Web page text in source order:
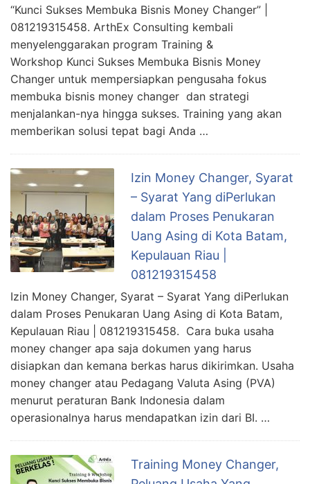
“Kunci Sukses Membuka Bisnis Money Changer” |
081219315458. ArthEx Consulting kembali
menyelenggarakan program Training &
Workshop Kunci Sukses Membuka Bisnis Money
Changer untuk mempersiapkan pengusaha fokus
membuka bisnis money changer dan strategi
menjalankan-nya hingga sukses. Training yang akan
memberikan solusi tepat bagi Anda …
Izin Money Changer, Syarat
– Syarat Yang diPerlukan
dalam Proses Penukaran
Uang Asing di Kota Batam,
Kepulauan Riau |
081219315458
Izin Money Changer, Syarat – Syarat Yang diPerlukan
dalam Proses Penukaran Uang Asing di Kota Batam,
Kepulauan Riau | 081219315458. Cara buka usaha
money changer apa saja dokumen yang harus
disiapkan dan kemana berkas harus dikirimkan. Usaha
money changer atau Pedagang Valuta Asing (PVA)
menurut peraturan Bank Indonesia dalam
operasionalnya harus mendapatkan izin dari BI. …
Training Money Changer,